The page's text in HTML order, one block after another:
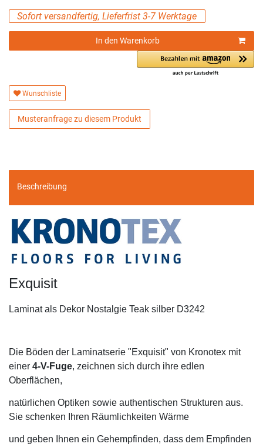
Sofort versandfertig, Lieferfrist 3-7 Werktage
In den Warenkorb
Wunschliste
Musteranfrage zu diesem Produkt
Beschreibung
Exquisit
Laminat als Dekor Nostalgie Teak silber D3242
Die Böden der Laminatserie "Exquisit" von Kronotex mit
einer 4-V-Fuge, zeichnen sich durch ihre edlen
Oberflächen,
natürlichen Optiken sowie authentischen Strukturen aus.
Sie schenken Ihren Räumlichkeiten Wärme
und geben Ihnen ein Gehempfinden, dass dem Empfinden